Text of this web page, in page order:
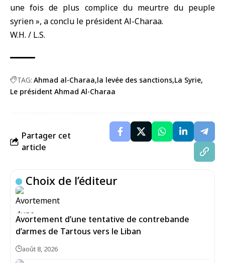
une fois de plus complice du meurtre du peuple
syrien », a conclu le président Al-Charaa.
W.H. / L.S.
TAG: Ahmad al-Charaa la levée des sanctions La Syrie
Le président Ahmad Al-Charaa
Partager cet
article
Choix de l’éditeur
Avortement d’une tentative de contrebande
d’armes de Tartous vers le Liban
août 8, 2026